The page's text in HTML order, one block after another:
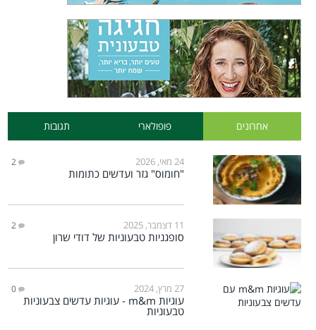
אחרונים פופולארי תגובות
24 מאי, 2026 2
"חומוס" גזר ועדשים כתומות
11 דצמבר, 2025 2
סופגניות טבעוניות של דודי שרון
27 מרץ, 2024 0
עוגיות m&m - עוגיות עדשים צבעוניות
טבעוניות